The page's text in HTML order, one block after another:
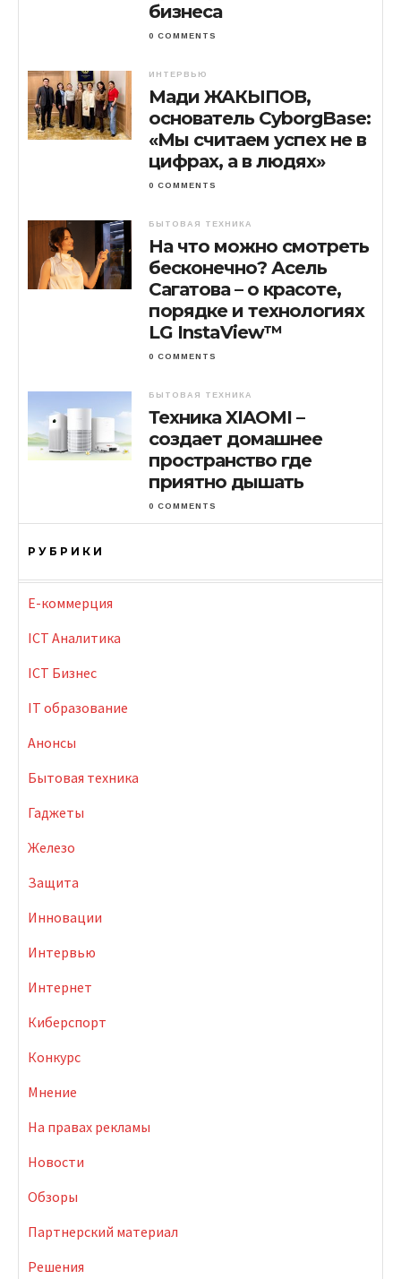
бизнеса
0 COMMENTS
ИНТЕРВЬЮ
Мади ЖАКЫПОВ,
основатель CyborgBase:
«Мы считаем успех не в
цифрах, а в людях»
0 COMMENTS
БЫТОВАЯ ТЕХНИКА
На что можно смотреть
бесконечно? Асель
Сагатова – о красоте,
порядке и технологиях
LG InstaView™
0 COMMENTS
БЫТОВАЯ ТЕХНИКА
Техника XIAOMI –
создает домашнее
пространство где
приятно дышать
0 COMMENTS
РУБРИКИ
E-коммерция
ICT Аналитика
ICT Бизнес
IT образование
Анонсы
Бытовая техника
Гаджеты
Железо
Защита
Инновации
Интервью
Интернет
Киберспорт
Конкурс
Мнение
На правах рекламы
Новости
Обзоры
Партнерский материал
Решения